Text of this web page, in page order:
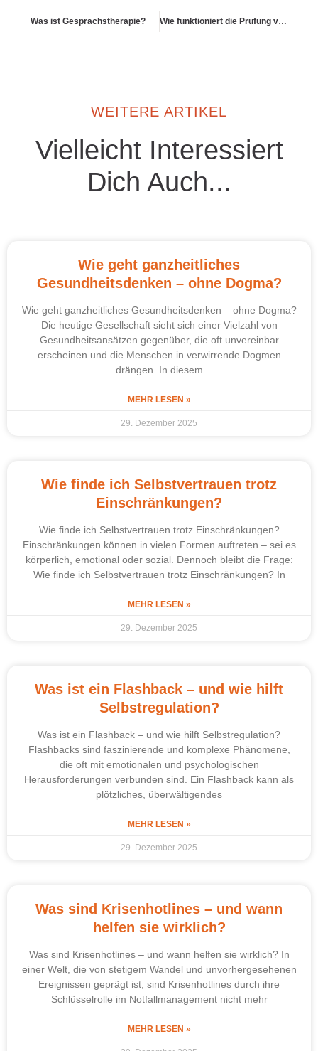
Was ist Gesprächstherapie? Wie funktioniert die Prüfung von Rechnungen in der PKV?
WEITERE ARTIKEL
Vielleicht Interessiert
Dich Auch...
Wie geht ganzheitliches
Gesundheitsdenken – ohne Dogma?
Wie geht ganzheitliches Gesundheitsdenken – ohne Dogma?
Die heutige Gesellschaft sieht sich einer Vielzahl von
Gesundheitsansätzen gegenüber, die oft unvereinbar
erscheinen und die Menschen in verwirrende Dogmen
drängen. In diesem
MEHR LESEN »
29. Dezember 2025
Wie finde ich Selbstvertrauen trotz
Einschränkungen?
Wie finde ich Selbstvertrauen trotz Einschränkungen?
Einschränkungen können in vielen Formen auftreten – sei es
körperlich, emotional oder sozial. Dennoch bleibt die Frage:
Wie finde ich Selbstvertrauen trotz Einschränkungen? In
MEHR LESEN »
29. Dezember 2025
Was ist ein Flashback – und wie hilft
Selbstregulation?
Was ist ein Flashback – und wie hilft Selbstregulation?
Flashbacks sind faszinierende und komplexe Phänomene,
die oft mit emotionalen und psychologischen
Herausforderungen verbunden sind. Ein Flashback kann als
plötzliches, überwältigendes
MEHR LESEN »
29. Dezember 2025
Was sind Krisenhotlines – und wann
helfen sie wirklich?
Was sind Krisenhotlines – und wann helfen sie wirklich? In
einer Welt, die von stetigem Wandel und unvorhergesehenen
Ereignissen geprägt ist, sind Krisenhotlines durch ihre
Schlüsselrolle im Notfallmanagement nicht mehr
MEHR LESEN »